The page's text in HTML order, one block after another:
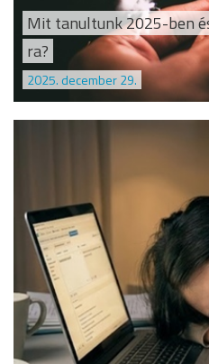
Mit tanultunk 2025-ben
ra?
2025. december 29.